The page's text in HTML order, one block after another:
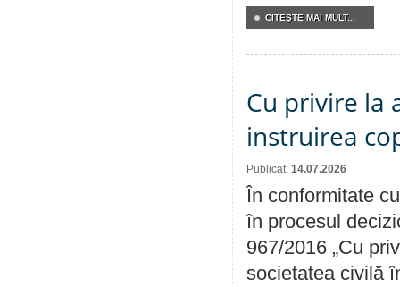
CITEŞTE MAI MULT...
Cu privire la
instruirea
Publicat: 14.07.2026
În conformitate
în procesul
967/2016 „Cu
societatea civilă